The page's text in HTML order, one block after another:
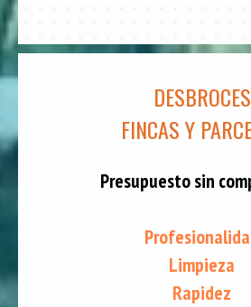
DESBROCES
FINCAS Y
Presupuesto sin
Limpieza
Rapidez